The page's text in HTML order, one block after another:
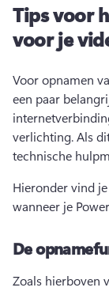
Tips voor
voor je
Voor opnamen
een paar
verlichting. Als
technische
Hieronder vind
wanneer je
De
Zoals hierboven